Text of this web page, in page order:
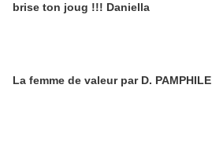
brise ton joug !!! Daniella
La femme de valeur par D. PAMPHILE